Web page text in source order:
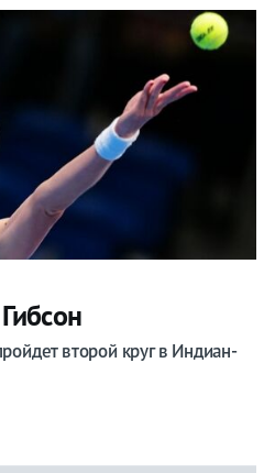
второй круг в Индиан-